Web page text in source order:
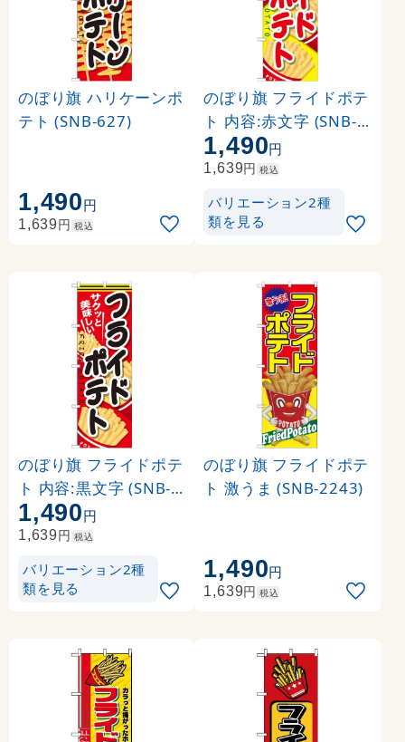
のぼり旗 ハリケーンポ
テト (SNB-627)
1,490円
1,639円 税込
のぼり旗 フライドポテ
ト 内容:赤文字 (SNB-6
17)
1,490円
1,639円 税込
バリエーション2種
類を見る
のぼり旗 フライドポテ
ト 内容:黒文字 (SNB-6
18)
1,490円
1,639円 税込
バリエーション2種
類を見る
のぼり旗 フライドポテ
ト 激うま (SNB-2243)
1,490円
1,639円 税込